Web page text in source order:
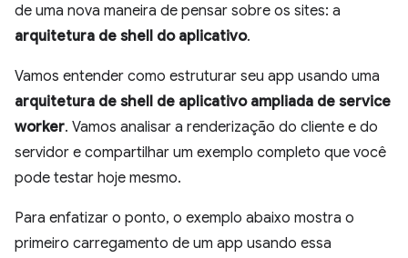
de uma nova maneira de pensar sobre os sites: a
arquitetura de shell do aplicativo.
Vamos entender como estruturar seu app usando uma
arquitetura de shell de aplicativo ampliada de service
worker. Vamos analisar a renderização do cliente e do
servidor e compartilhar um exemplo completo que você
pode testar hoje mesmo.
Para enfatizar o ponto, o exemplo abaixo mostra o
primeiro carregamento de um app usando essa